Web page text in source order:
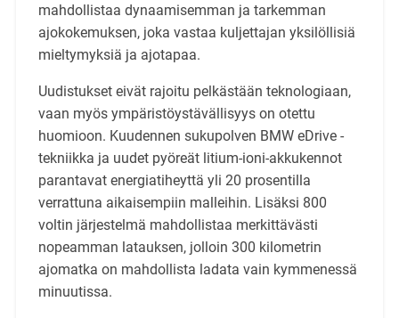
mahdollistaa dynaamisemman ja tarkemman
ajokokemuksen, joka vastaa kuljettajan yksilöllisiä
mieltymyksiä ja ajotapaa.
Uudistukset eivät rajoitu pelkästään teknologiaan,
vaan myös ympäristöystävällisyys on otettu
huomioon. Kuudennen sukupolven BMW eDrive -
tekniikka ja uudet pyöreät litium-ioni-akkukennot
parantavat energiatiheyttä yli 20 prosentilla
verrattuna aikaisempiin malleihin. Lisäksi 800
voltin järjestelmä mahdollistaa merkittävästi
nopeamman latauksen, jolloin 300 kilometrin
ajomatka on mahdollista ladata vain kymmenessä
minuutissa.